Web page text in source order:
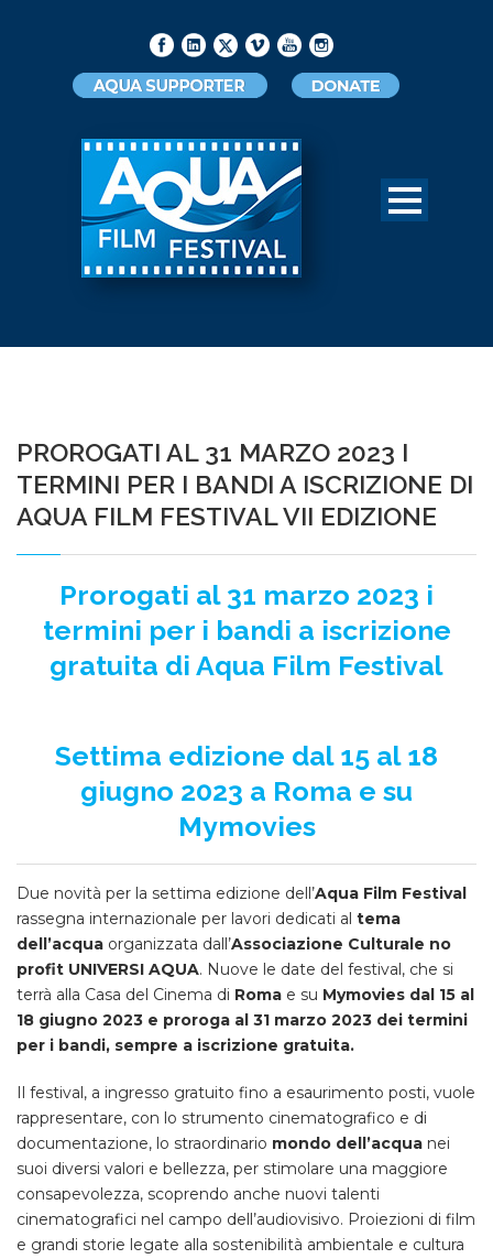
PROROGATI AL 31 MARZO 2023 I
TERMINI PER I BANDI A ISCRIZIONE DI
AQUA FILM FESTIVAL VII EDIZIONE
Prorogati al 31 marzo 2023 i
termini per i bandi a iscrizione
gratuita di Aqua Film Festival
Settima edizione dal 15 al 18
giugno 2023 a Roma e su
Mymovies
Due novità per la settima edizione dell’Aqua Film Festival
rassegna internazionale per lavori dedicati al tema
dell’acqua organizzata dall’Associazione Culturale no
profit UNIVERSI AQUA. Nuove le date del festival, che si
terrà alla Casa del Cinema di Roma e su Mymovies dal 15 al
18 giugno 2023 e proroga al 31 marzo 2023 dei termini
per i bandi, sempre a iscrizione gratuita.
Il festival, a ingresso gratuito fino a esaurimento posti, vuole
rappresentare, con lo strumento cinematografico e di
documentazione, lo straordinario mondo dell’acqua nei
suoi diversi valori e bellezza, per stimolare una maggiore
consapevolezza, scoprendo anche nuovi talenti
cinematografici nel campo dell’audiovisivo. Proiezioni di film
e grandi storie legate alla sostenibilità ambientale e cultura